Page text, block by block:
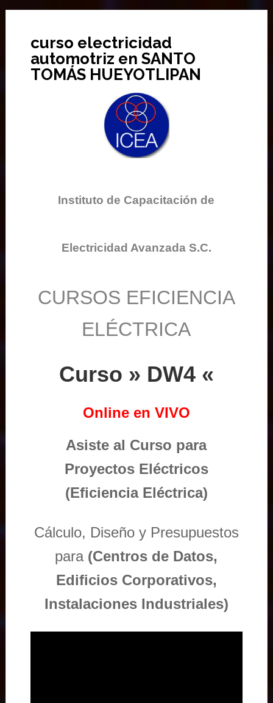
curso electricidad
automotriz en SANTO
TOMÁS HUEYOTLIPAN
Instituto de Capacitación de
Electricidad Avanzada S.C.
CURSOS EFICIENCIA
ELÉCTRICA
Curso » DW4 «
Online en VIVO
Asiste al Curso para
Proyectos Eléctricos
(Eficiencia Eléctrica)
Cálculo, Diseño y Presupuestos
para (Centros de Datos,
Edificios Corporativos,
Instalaciones Industriales)